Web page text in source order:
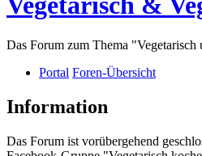
Das Forum zum Thema "Vegetarisch
Portal Foren-Übersicht
Information
Das Forum ist vorübergehend